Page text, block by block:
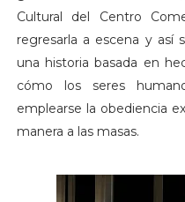
Cultural del Centro
regresarla a escena y así
una historia basada en
cómo los seres
emplearse la obediencia
manera a las masas.